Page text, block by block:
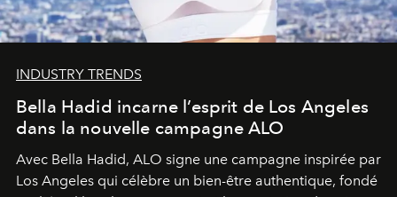
INDUSTRY TRENDS
Bella Hadid incarne l’esprit de Los Angeles
dans la nouvelle campagne ALO
Avec Bella Hadid, ALO signe une campagne inspirée par
Los Angeles qui célèbre un bien-être authentique, fondé